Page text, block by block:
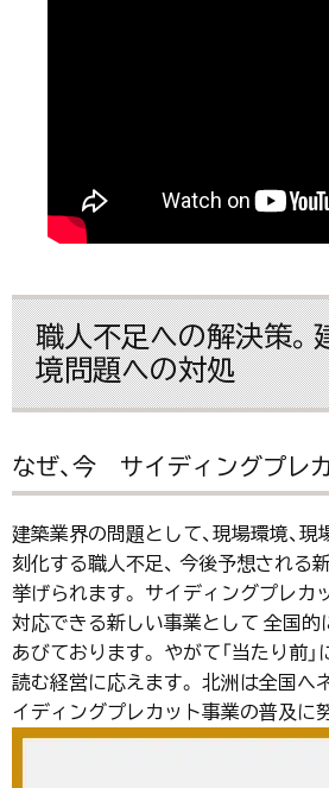
職人不足への解決策。
境問題への対処
なぜ、今 サイディングプレ
建築業界の問題として、現場環境、現
刻化する職人不足、 今後予想される
挙げられます。 サイディングプレカ
対応できる新しい事業として 全国的
あびております。 やがて「当たり前」
読む経営に応えます。 北洲は全国へ
イディングプレカット事業の普及に